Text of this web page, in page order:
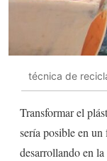
técnica de
Transformar el
sería posible en
desarrollando en